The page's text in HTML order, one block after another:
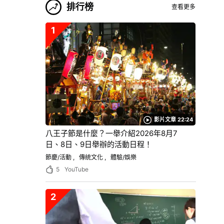
排行榜 查看更多
影片文章 22:24
1
八王子節是什麼？一舉介紹2026年8月7
日、8日、9日舉辦的活動日程！
節慶/活動 傳統文化
體驗/娛樂
5
YouTube
2